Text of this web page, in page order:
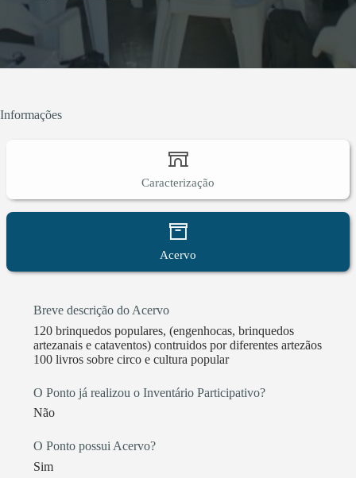
Informações
Caracterização
Acervo
Breve descrição do Acervo
120 brinquedos populares, (engenhocas, brinquedos
artezanais e cataventos) contruidos por diferentes artezãos
100 livros sobre circo e cultura popular
O Ponto já realizou o Inventário Participativo?
Não
O Ponto possui Acervo?
Sim